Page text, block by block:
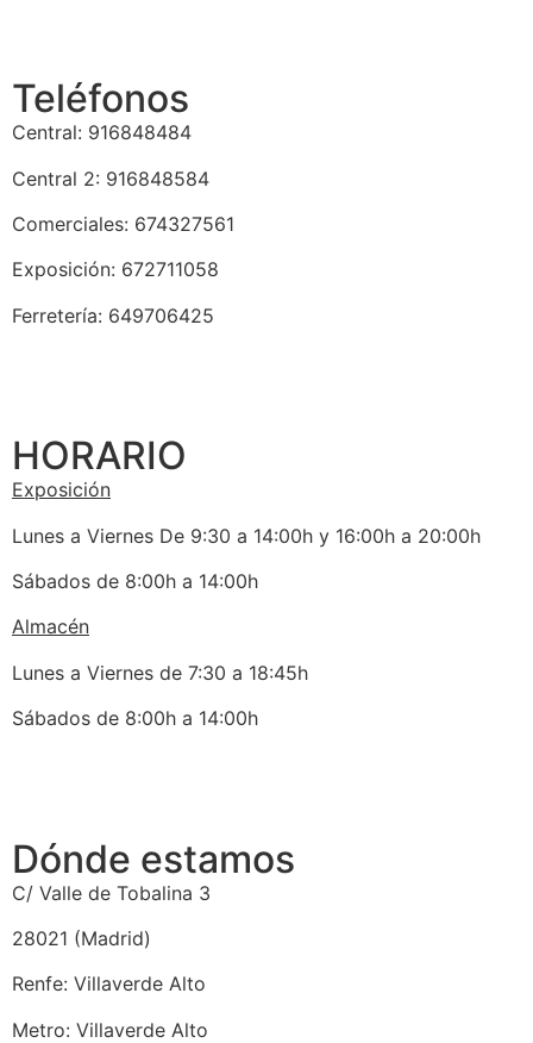
Teléfonos
Central: 916848484
Central 2: 916848584
Comerciales: 674327561
Exposición: 672711058
Ferretería: 649706425
HORARIO
Exposición
Lunes a Viernes De 9:30 a 14:00h y 16:00h a 20:00h
Sábados de 8:00h a 14:00h
Almacén
Lunes a Viernes de 7:30 a 18:45h
Sábados de 8:00h a 14:00h
Dónde estamos
C/ Valle de Tobalina 3
28021 (Madrid)
Renfe: Villaverde Alto
Metro: Villaverde Alto